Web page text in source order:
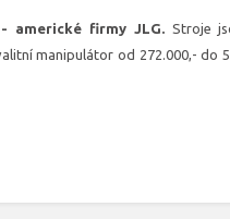
americké firmy JLG.Stroje
manipulátor od 272.000,- do